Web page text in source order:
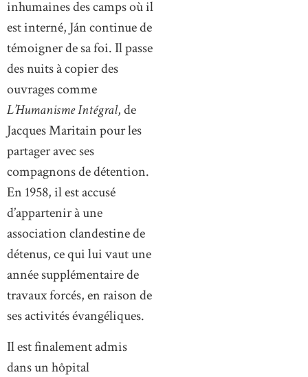
inhumaines des camps où il
est interné, Ján continue de
témoigner de sa foi. Il passe
des nuits à copier des
ouvrages comme
L’Humanisme Intégral, de
Jacques Maritain pour les
partager avec ses
compagnons de détention.
En 1958, il est accusé
d’appartenir à une
association clandestine de
détenus, ce qui lui vaut une
année supplémentaire de
travaux forcés, en raison de
ses activités évangéliques.
Il est finalement admis
dans un hôpital